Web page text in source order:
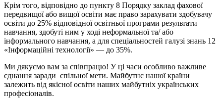
Крім того, відповідно до пункту 8 Порядку заклад фахової
передвищої або вищої освіти має право зарахувати здобувачу
освіти до 25% відповідної освітньої програми результати
навчання, здобуті ним у ході неформальної та/ або
інформального навчання, а для спеціальностей галузі знань 12
«Інформаційні технології» — до 35%.
Ми дякуємо вам за співпрацю! У ці часи особливо важливе
єднання заради спільної мети. Майбутнє нашої країни
залежить від якісної освіти наших майбутніх українських
професіоналів.